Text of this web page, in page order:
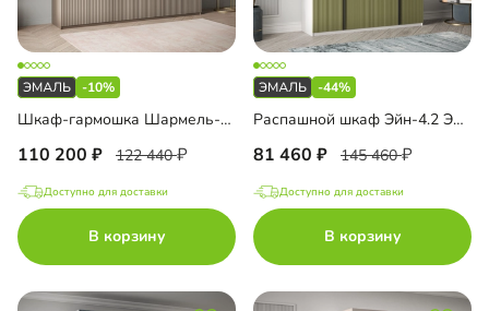
-10%
Шкаф-гармошка Шармель-3 Лайф Эмаль
110 200 122 440
Доступно для доставки
В корзину
-44%
Распашной шкаф Эйн-4.2 Эмаль Декор 1
81 460 145 460
Доступно для доставки
В корзину